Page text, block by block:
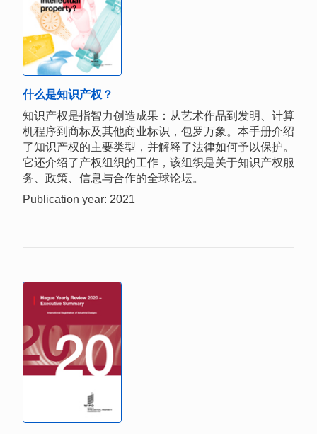
什么是知识产权？
知识产权是指智力创造成果：从艺术作品到发明、计算
机程序到商标及其他商业标识，包罗万象。本手册介绍
了知识产权的主要类型，并解释了法律如何予以保护。
它还介绍了产权组织的工作，该组织是关于知识产权服
务、政策、信息与合作的全球论坛。
Publication year: 2021